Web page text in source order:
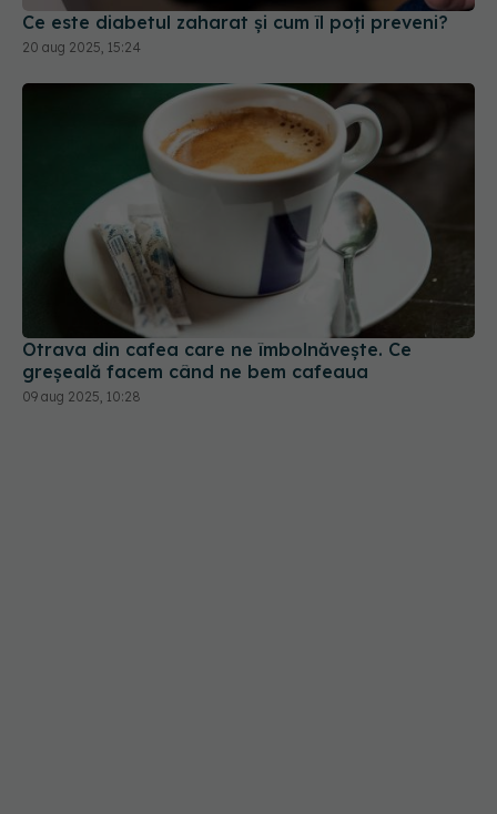
Otrava din cafea care ne îmbolnăvește. Ce
greșeală facem când ne bem cafeaua
09 aug 2025, 10:28